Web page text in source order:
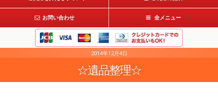
お問い合わせ 全メニュー
2014年12月4日
☆遺品整理☆